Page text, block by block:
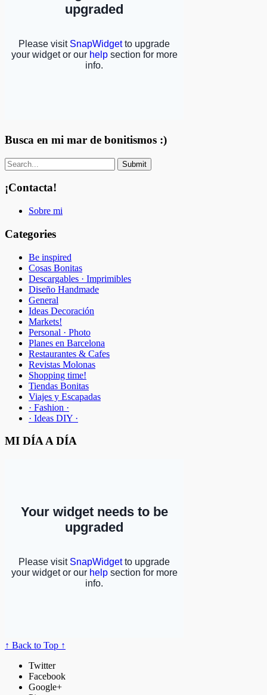
Busca en mi mar de bonitismos :)
¡Contacta!
Sobre mi
Categories
Be inspired
Cosas Bonitas
Descargables · Imprimibles
Diseño Handmade
General
Ideas Decoración
Markets!
Personal · Photo
Planes en Barcelona
Restaurantes & Cafes
Revistas Molonas
Shopping time!
Tiendas Bonitas
Viajes y Escapadas
· Fashion ·
· Ideas DIY ·
MI DÍA A DÍA
↑ Back to Top ↑
Twitter
Facebook
Google+